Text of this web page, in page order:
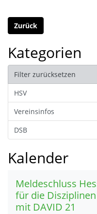
Zurück
Kategorien
Filter zurücksetzen
HSV
Vereinsinfos
DSB
Kalender
Meldeschluss
für die
mit DAVID 21